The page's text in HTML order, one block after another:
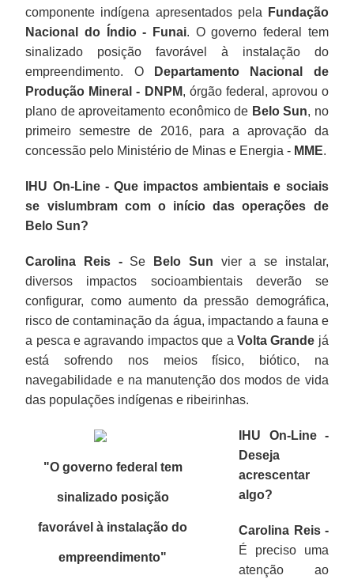
componente indígena apresentados pela
Fundação
Nacional do Índio - Funai. O governo federal tem
sinalizado posição favorável à instalação do
empreendimento. O
Departamento Nacional de
Produção Mineral - DNPM, órgão federal, aprovou o
plano de aproveitamento econômico de Belo Sun, no
primeiro semestre de 2016, para a aprovação da
concessão pelo Ministério de Minas e Energia - MME.
IHU On-Line - Que impactos ambientais e sociais
se vislumbram com o início das operações de
Belo Sun?
Carolina Reis -Se Belo Sun vier a se instalar,
diversos impactos socioambientais deverão se
configurar, como aumento da pressão demográfica,
risco de contaminação da água, impactando a fauna e
a pesca e agravando impactos que a Volta Grande já
está sofrendo nos meios físico, biótico, na
navegabilidade e na manutenção dos modos de vida
das populações indígenas e ribeirinhas.
"O governo federal tem
sinalizado posição
favorável à instalação do
empreendimento"
IHU On-Line -
Deseja
acrescentar
algo?
Carolina Reis -
É preciso uma
atenção ao